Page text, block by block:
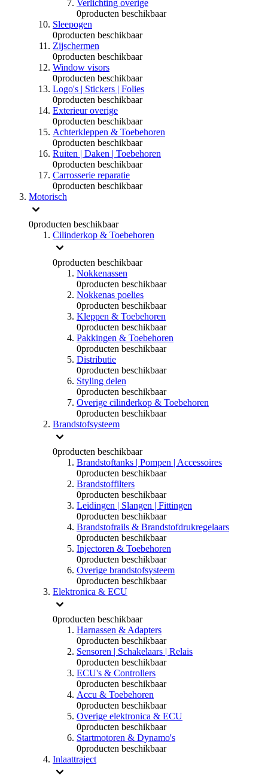
Verlichting overige
0producten beschikbaar
Sleepogen
0producten beschikbaar
Zijschermen
0producten beschikbaar
Window visors
0producten beschikbaar
Logo's | Stickers | Folies
0producten beschikbaar
Exterieur overige
0producten beschikbaar
Achterkleppen & Toebehoren
0producten beschikbaar
Ruiten | Daken | Toebehoren
0producten beschikbaar
Carrosserie reparatie
0producten beschikbaar
Motorisch
0producten beschikbaar
Cilinderkop & Toebehoren
0producten beschikbaar
Nokkenassen
0producten beschikbaar
Nokkenas poelies
0producten beschikbaar
Kleppen & Toebehoren
0producten beschikbaar
Pakkingen & Toebehoren
0producten beschikbaar
Distributie
0producten beschikbaar
Styling delen
0producten beschikbaar
Overige cilinderkop & Toebehoren
0producten beschikbaar
Brandstofsysteem
0producten beschikbaar
Brandstoftanks | Pompen | Accessoires
0producten beschikbaar
Brandstoffilters
0producten beschikbaar
Leidingen | Slangen | Fittingen
0producten beschikbaar
Brandstofrails & Brandstofdrukregelaars
0producten beschikbaar
Injectoren & Toebehoren
0producten beschikbaar
Overige brandstofsysteem
0producten beschikbaar
Elektronica & ECU
0producten beschikbaar
Harnassen & Adapters
0producten beschikbaar
Sensoren | Schakelaars | Relais
0producten beschikbaar
ECU's & Controllers
0producten beschikbaar
Accu & Toebehoren
0producten beschikbaar
Overige elektronica & ECU
0producten beschikbaar
Startmotoren & Dynamo's
0producten beschikbaar
Inlaattraject